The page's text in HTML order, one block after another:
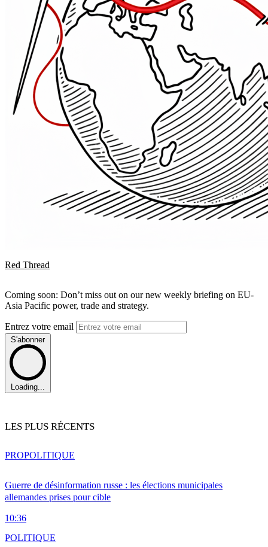
Red Thread
Coming soon: Don’t miss out on our new weekly briefing on EU-
Asia Pacific power, trade and strategy.
Entrez votre email
S'abonner
Loading...
LES PLUS RÉCENTS
Guerre de désinformation russe : les élections municipales
allemandes prises pour cible
10:36
PROPOLITIQUE
POLITIQUE